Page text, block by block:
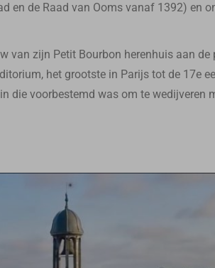
en de Raad van Ooms vanaf 1392) en
van zijn Petit Bourbon herenhuis aan
het grootste in Parijs tot de 17e
die voorbestemd was om te wedijveren